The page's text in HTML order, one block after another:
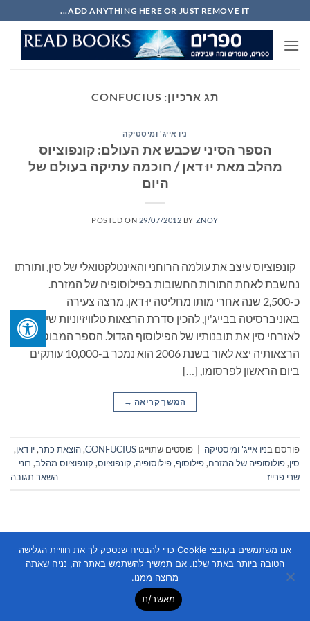
to
content
ADD ANYTHING HERE OR JUST REMOVE IT...
תג ארכיון: CONFUCIUS
ניו אייג' ומיסטיקה
הספר הסיני שכבש את העולם: קונפוציוס
מהלב מאת יוּ דאן / חוכמה עתיקה בעולם של
היום
POSTED ON 29/07/2012 BY ZNOY
קונפוציוס עיצב את עולמה הרוחני והאינטלקטואלי של סין, ותורתו
נחשבת לאחת התורות החשובות בפילוסופיה של המזרח.
כ-2,500 שנה אחרי מותו מחליטה יוּ דאן, מרצה צעירה
באוניברסיטה בבייג'ין, להכין סדרת הרצאות טלוויזיוניות שיסבירו
לאזרחי סין את תובנותיו של הפילוסוף הגדול. הספר המבוסס על
הרצאותיה יצא לאור בשנת 2006 הוא נמכר ב-10,000 עותקים
ביום הראשון לפרסומו, […]
המשך קריאה →
פורסם בניו אייג' ומיסטיקה פוסטים שתוייגו CONFUCIUS
,הוצאת כתר,יו דאן,
סין,פולוסופיה של המזרח,פילוסוף,פילוסופיה, קונפוציוס, קונפוציוס מהלב, רוני
שרי פרייז
השאר תגובה
Copyright 2026 ©Flatsome Theme
אנו משתמשים בקובצי Cookie כדי להבטיח שנספק לך את חוויית הגלישה
הטובה ביותר באתר שלנו. אם תמשיך להשתמש באתר זה, נניח שאתה
מרוצה ממנו.
מאשר/ת